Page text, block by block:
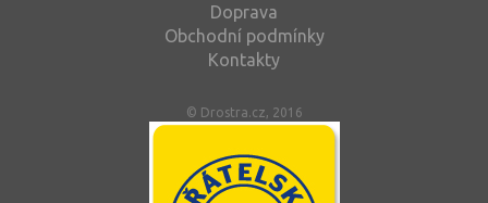
Doprava
Obchodní podmínky
Kontakty
© Drostra.cz, 2016